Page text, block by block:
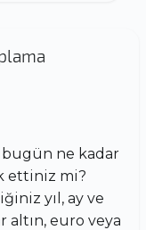
bugün ne kadar
ettiniz mi?
yıl, ay ve
altın, euro veya